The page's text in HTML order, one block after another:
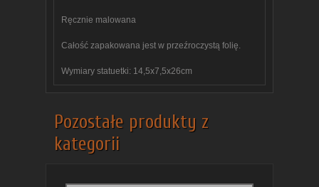
Ręcznie malowana
Całość zapakowana jest w przeźroczystą folię.​
Wymiary statuetki: 14,5x7,5x26cm
Pozostałe produkty z
kategorii